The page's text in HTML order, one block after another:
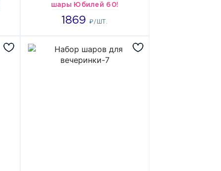
шары Юбилей 60!
1869₽/ШТ.
3738